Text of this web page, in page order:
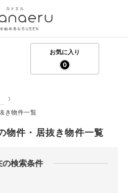
お気に入り
0
き物件一覧
物件・居抜き物件一覧
の検索条件